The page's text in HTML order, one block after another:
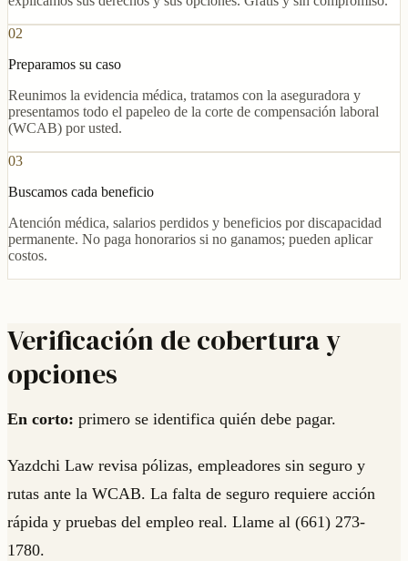
02
Preparamos su caso
Reunimos la evidencia médica, tratamos con la aseguradora y
presentamos todo el papeleo de la corte de compensación laboral
(WCAB) por usted.
03
Buscamos cada beneficio
Atención médica, salarios perdidos y beneficios por discapacidad
permanente. No paga honorarios si no ganamos; pueden aplicar
costos.
Verificación de cobertura y
opciones
En corto: primero se identifica quién debe pagar.
Yazdchi Law revisa pólizas, empleadores sin seguro y
rutas ante la WCAB. La falta de seguro requiere acción
rápida y pruebas del empleo real. Llame al (661) 273-
1780.